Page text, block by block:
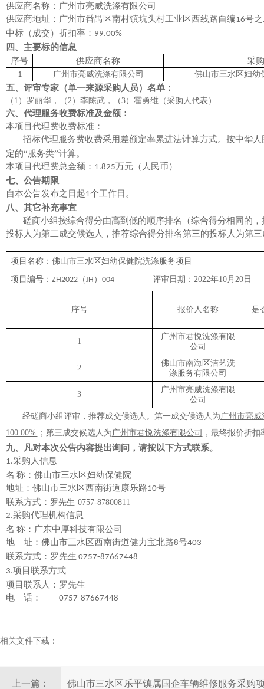
供应商名称： 广州市亮威洗涤有限公司
供应商地址： 广州市番禺区南村镇坑头村工业区西线路自编16号
中标（成交） 折扣率 ： 99.00%
四、主要标的信息
序号
供应商名称 采
1 广州市亮威洗涤有限公司 佛山市三水区妇幼
五、评审专家（单一来源采购人员）名单：
（ 1）罗丽华，（2）李陈武，（3）霍勇维（采购人代表）
六、代理服务收费标准及金额：
本项目代理费收费标准：
招标代理服务费收费采用差额定率累进法计算方式。按中华
定的“服务类”计算。
本项目代理费总金额： 1.825万元 （人民币）
七、公告期限
自本公告发布之日起1个工作日。
八、其它补充事宜
磋商小组按综合得分由高到低的顺序排名（综合得分相同的
投标人为第二成交候选人
， 推荐综合得分排名第三的投标人为第三
项目名称： 佛山市三水区妇幼保健院洗涤服务项目
项目编号： ZH2022 （JH ） 004 评审日期： 2022年10月 20 日
序号 报价人名称 是
1
广州市君悦洗涤有限
公司
2
佛山市南海区洁艺洗
涤服务有限公司
3
广州市亮威洗涤有限
公司
经磋商小组评审，推荐成交候选人。第一成交候选人为广州市亮
100.00% ；第三成交候选人为广州市君悦洗涤有限公司 ，最终报价折扣
九、凡对本次公告内容提出询问，请按以下方式联系。
1.采购人信息
名 称： 佛山市三水区妇幼保健院
地址： 佛山市三水区西南街道康乐路10号
联系方式： 罗先生 0757-87800811
2.采购代理机构信息
名 称： 广东中厚科技有限公司
地 址：佛山市三水区西南街道健力宝北路8号403
联系方式： 罗先生 0757-87667448
3.项目联系方式
项目联系人： 罗先生
电 话： 0757-87667448
相关文件下载：
上一篇： 佛山市三水区乐平镇属国企车辆维修服务采购